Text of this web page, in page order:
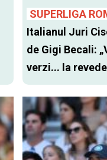
SUPERLIGA
Italianul Juri
de Gigi Becali:
verzi... la